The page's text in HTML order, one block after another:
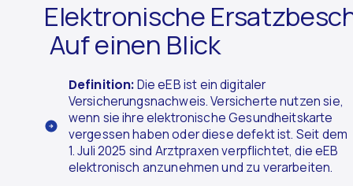
Elektronische
Auf einen Blick
Definition:Die eEB ist ein digitaler
Versicherungsnachweis. Versicherte nutzen sie,
wenn sie ihre elektronische Gesundheitskarte
vergessen haben oder diese defekt ist. Seit dem
1. Juli 2025 sind Arztpraxen verpflichtet, die eEB
elektronisch anzunehmen und zu verarbeiten.